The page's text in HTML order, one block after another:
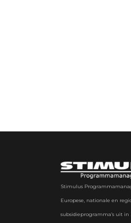
Stimulus
Europese, nationale en
subsidieprogramma’s uit in